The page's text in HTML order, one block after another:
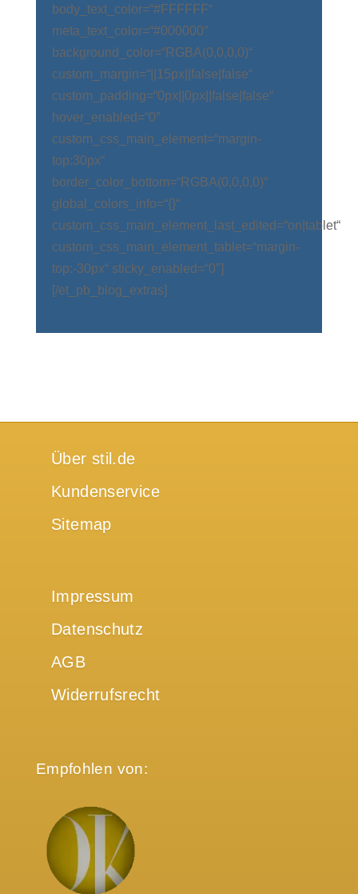
body_text_color=“#FFFFFF“
meta_text_color=“#000000″
background_color=“RGBA(0,0,0,0)“
custom_margin=“||15px||false|false“
custom_padding=“0px||0px||false|false“
hover_enabled=“0″
custom_css_main_element=“margin-
top:30px“
border_color_bottom=“RGBA(0,0,0,0)“
global_colors_info=“{}“
custom_css_main_element_last_edited=“on|tablet“
custom_css_main_element_tablet=“margin-
top:-30px“ sticky_enabled=“0″]
[/et_pb_blog_extras]
Über stil.de
Kundenservice
Sitemap
Impressum
Datenschutz
AGB
Widerrufsrecht
Empfohlen von: